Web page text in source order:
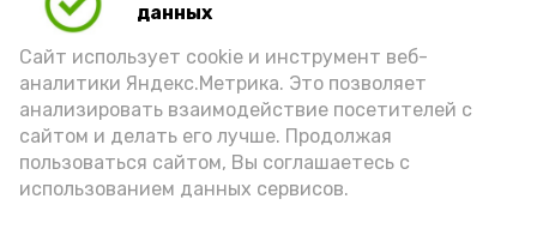
данных
Сайт использует cookie и инструмент веб-
аналитики Яндекс.Метрика. Это позволяет
анализировать взаимодействие посетителей с
сайтом и делать его лучше. Продолжая
пользоваться сайтом, Вы соглашаетесь с
использованием данных сервисов.
«Благодарим всех участников,
тренеров-преподавателей и
зрителей за активное участие и
поддержку! Ваша энергия и